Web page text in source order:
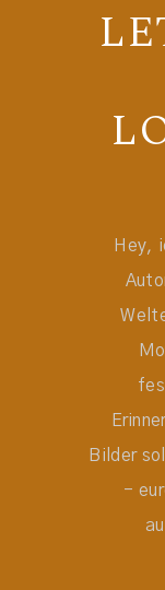
Hey,
Bilder
-